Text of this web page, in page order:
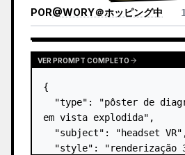
POR@WORY＠ホッピング中
VER PROMPT COMPLETO
{
"type": "pôster de
em vista explodida",
"subject": "headset
"style": "renderização